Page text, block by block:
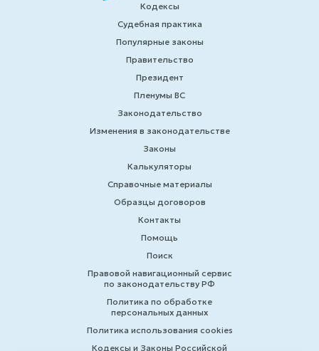
Кодексы
Судебная практика
Популярные законы
Правительство
Президент
Пленумы ВС
Законодательство
Изменения в законодательстве
Законы
Калькуляторы
Справочные материалы
Образцы договоров
Контакты
Помощь
Поиск
Правовой навигационный сервис
по законодательству РФ
Политика по обработке
персональных данных
Политика использования cookies
Кодексы и Законы Российской